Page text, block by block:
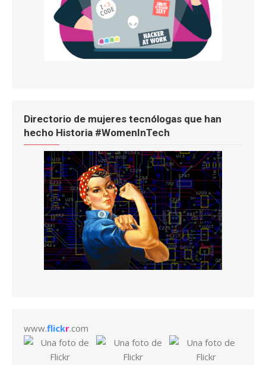
Directorio de mujeres tecnólogas que han
hecho Historia #WomenInTech
www.flickr.com